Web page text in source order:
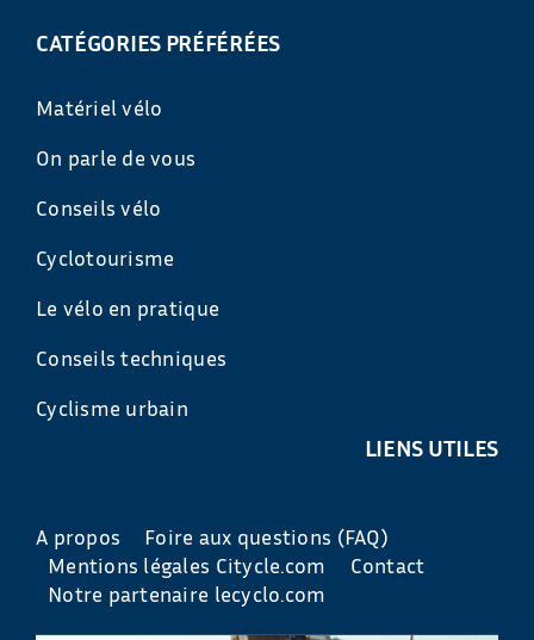
CATÉGORIES PRÉFÉRÉES
Matériel vélo
On parle de vous
Conseils vélo
Cyclotourisme
Le vélo en pratique
Conseils techniques
Cyclisme urbain
LIENS UTILES
A propos
Foire aux questions (FAQ)
Mentions légales Citycle.com
Contact
Notre partenaire lecyclo.com